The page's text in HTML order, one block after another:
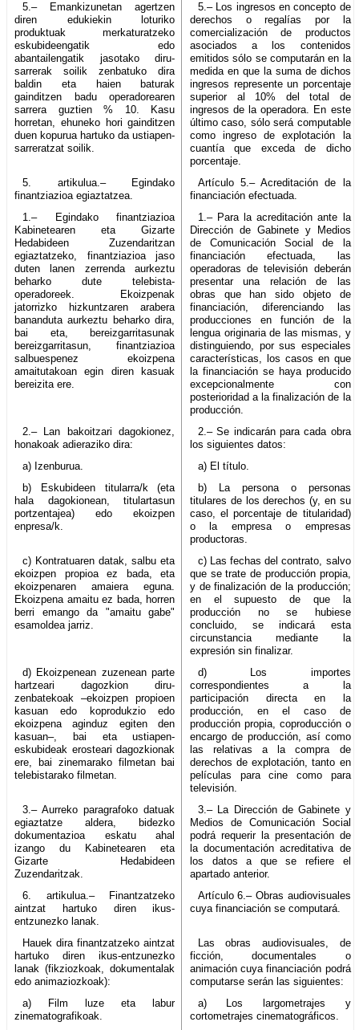
5.– Emankizunetan agertzen
diren edukiekin loturiko
produktuak merkaturatzeko
eskubideengatik edo
abantailengatik jasotako diru-
sarrerak soilik zenbatuko dira
baldin eta haien baturak
gainditzen badu operadorearen
sarrera guztien % 10. Kasu
horretan, ehuneko hori gainditzen
duen kopurua hartuko da ustiapen-
sarreratzat soilik.
5.– Los ingresos en concepto de
derechos o regalías por la
comercialización de productos
asociados a los contenidos
emitidos sólo se computarán en la
medida en que la suma de dichos
ingresos represente un porcentaje
superior al 10% del total de
ingresos de la operadora. En este
último caso, sólo será computable
como ingreso de explotación la
cuantía que exceda de dicho
porcentaje.
5. artikulua.– Egindako
finantziazioa egiaztatzea.
Artículo 5.– Acreditación de la
financiación efectuada.
1.– Egindako finantziazioa
Kabinetearen eta Gizarte
Hedabideen Zuzendaritzan
egiaztatzeko, finantziazioa jaso
duten lanen zerrenda aurkeztu
beharko dute telebista-
operadoreek. Ekoizpenak
jatorrizko hizkuntzaren arabera
bananduta aurkeztu beharko dira,
bai eta, bereizgarritasunak
bereizgarritasun, finantziazioa
salbuespenez ekoizpena
amaitutakoan egin diren kasuak
bereizita ere.
1.– Para la acreditación ante la
Dirección de Gabinete y Medios
de Comunicación Social de la
financiación efectuada, las
operadoras de televisión deberán
presentar una relación de las
obras que han sido objeto de
financiación, diferenciando las
producciones en función de la
lengua originaria de las mismas, y
distinguiendo, por sus especiales
características, los casos en que
la financiación se haya producido
excepcionalmente con
posterioridad a la finalización de la
producción.
2.– Lan bakoitzari dagokionez,
honakoak adieraziko dira:
2.– Se indicarán para cada obra
los siguientes datos:
a) Izenburua.
a) El título.
b) Eskubideen titularra/k (eta
hala dagokionean, titulartasun
portzentajea) edo ekoizpen
enpresa/k.
b) La persona o personas
titulares de los derechos (y, en su
caso, el porcentaje de titularidad)
o la empresa o empresas
productoras.
c) Kontratuaren datak, salbu eta
ekoizpen propioa ez bada, eta
ekoizpenaren amaiera eguna.
Ekoizpena amaitu ez bada, horren
berri emango da "amaitu gabe"
esamoldea jarriz.
c) Las fechas del contrato, salvo
que se trate de producción propia,
y de finalización de la producción;
en el supuesto de que la
producción no se hubiese
concluido, se indicará esta
circunstancia mediante la
expresión sin finalizar.
d) Ekoizpenean zuzenean parte
hartzeari dagozkion diru-
zenbatekoak –ekoizpen propioen
kasuan edo koprodukzio edo
ekoizpena aginduz egiten den
kasuan–, bai eta ustiapen-
eskubideak erosteari dagozkionak
ere, bai zinemarako filmetan bai
telebistarako filmetan.
d) Los importes
correspondientes a la
participación directa en la
producción, en el caso de
producción propia, coproducción o
encargo de producción, así como
las relativas a la compra de
derechos de explotación, tanto en
películas para cine como para
televisión.
3.– Aurreko paragrafoko datuak
egiaztatze aldera, bidezko
dokumentazioa eskatu ahal
izango du Kabinetearen eta
Gizarte Hedabideen
Zuzendaritzak.
3.– La Dirección de Gabinete y
Medios de Comunicación Social
podrá requerir la presentación de
la documentación acreditativa de
los datos a que se refiere el
apartado anterior.
6. artikulua.– Finantzatzeko
aintzat hartuko diren ikus-
entzunezko lanak.
Artículo 6.– Obras audiovisuales
cuya financiación se computará.
Hauek dira finantzatzeko aintzat
hartuko diren ikus-entzunezko
lanak (fikziozkoak, dokumentalak
edo animaziozkoak):
Las obras audiovisuales, de
ficción, documentales o
animación cuya financiación podrá
computarse serán las siguientes:
a) Film luze eta labur
zinematografikoak.
a) Los largometrajes y
cortometrajes cinematográficos.